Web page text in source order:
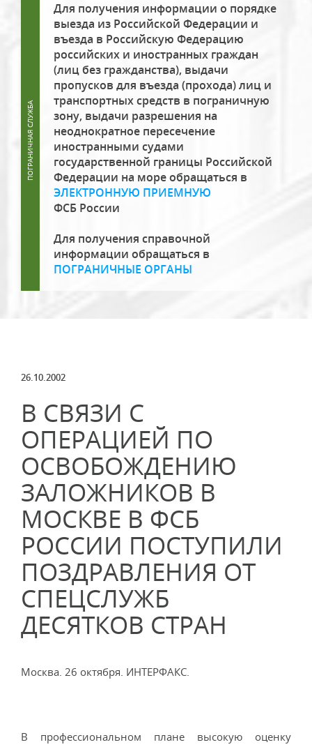
Для получения информации о порядке
выезда из Российской Федерации и
въезда в Российскую Федерацию
российских и иностранных граждан
(лиц без гражданства), выдачи
пропусков для въезда (прохода) лиц и
транспортных средств в пограничную
зону, выдачи разрешения на
неоднократное пересечение
иностранными судами
государственной границы Российской
Федерации на море обращаться в
ЭЛЕКТРОННУЮ ПРИЕМНУЮ
ФСБ России
Для получения справочной
информации обращаться в
ПОГРАНИЧНЫЕ ОРГАНЫ
26.10.2002
В СВЯЗИ С
ОПЕРАЦИЕЙ ПО
ОСВОБОЖДЕНИЮ
ЗАЛОЖНИКОВ В
МОСКВЕ В ФСБ
РОССИИ ПОСТУПИЛИ
ПОЗДРАВЛЕНИЯ ОТ
СПЕЦСЛУЖБ
ДЕСЯТКОВ СТРАН
Москва. 26 октября. ИНТЕРФАКС.
В профессиональном плане высокую оценку